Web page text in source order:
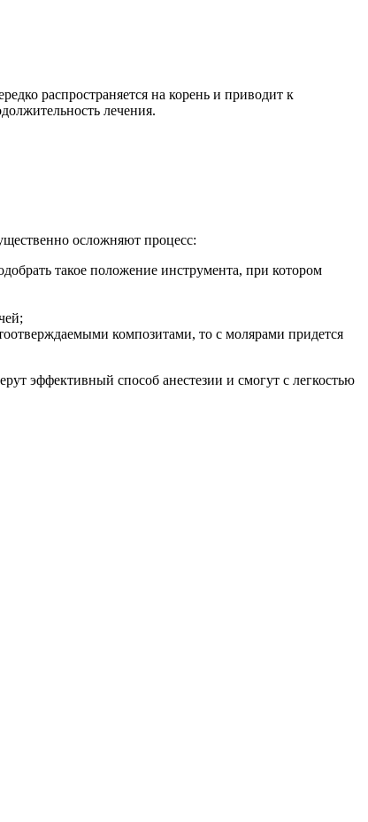
распространяется на корень и приводит к
лечения.
осложняют процесс:
такое положение инструмента, при котором
композитами, то с молярами придется
эффективный способ анестезии и смогут с легкостью